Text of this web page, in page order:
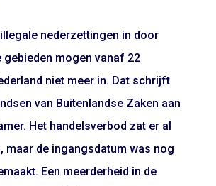
nederzettingen in door
gebieden mogen vanaf 22
niet meer in. Dat schrijft
van Buitenlandse Zaken aan
Het handelsverbod zat er al
maar de ingangsdatum was nog
Een meerderheid in de